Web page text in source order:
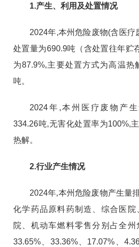
1.产生、利用及处置情况
2024年,本州危险废物(含医疗
处置量为690.9吨（含处置往年贮
为87.9%,主要处置方式为高温热
吨。
2024年,本州医疗废物产
334.26吨,无害化处置率为100%,
热解。
2.行业产生情况
2024年,本州危险废物产生量
化学药品原料药制造、综合医院
院、机动车燃料零售分别占全
33.65%、33.36%、17.07%、